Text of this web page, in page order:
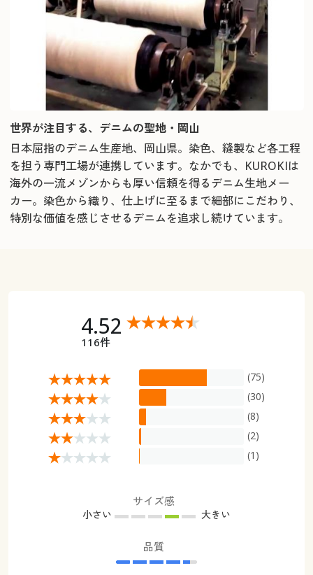
世界が注目する、デニムの聖地・岡山
日本屈指のデニム生産地、岡山県。染色、縫製など各工程
を担う専門工場が連携しています。なかでも、KUROKIは
海外の一流メゾンからも厚い信頼を得るデニム生地メー
カー。染色から織り、仕上げに至るまで細部にこだわり、
特別な価値を感じさせるデニムを追求し続けています。
4.52
116件
(75)
(30)
(8)
(2)
(1)
サイズ感
小さい 大きい
品質